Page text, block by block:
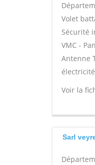
Volet
Sécurité
VMC -
Antenne
Voir la
Sarl